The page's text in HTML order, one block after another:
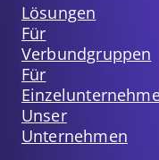
Lösungen
Für
Verbundgruppen
Für
Unser
Unternehmen